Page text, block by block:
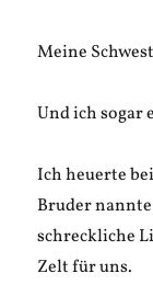
Meine
Und ich sogar
Ich heuerte
Bruder
schreckliche
Zelt für uns.